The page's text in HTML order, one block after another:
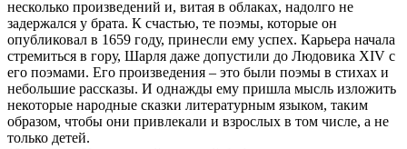
несколько произведений и, витая в облаках, надолго не
задержался у брата. К счастью, те поэмы, которые он
опубликовал в 1659 году, принесли ему успех. Карьера начала
стремиться в гору, Шарля даже допустили до Людовика XIV с
его поэмами. Его произведения – это были поэмы в стихах и
небольшие рассказы. И однажды ему пришла мысль изложить
некоторые народные сказки литературным языком, таким
образом, чтобы они привлекали и взрослых в том числе, а не
только детей.